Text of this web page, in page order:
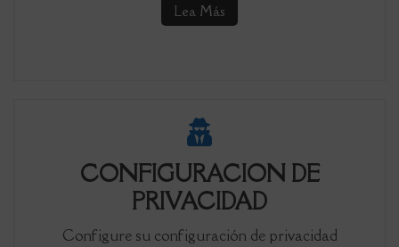
Lea Más
CONFIGURACION DE
PRIVACIDAD
Configure su configuración de privacidad